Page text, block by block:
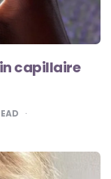
capillaire